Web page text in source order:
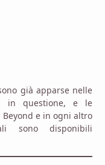
già apparse nelle
in questione, e le
e in ogni altro
sono disponibili